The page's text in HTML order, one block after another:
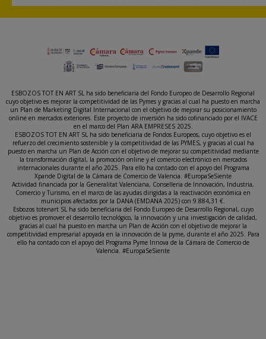
ESBOZOS TOT EN ART SL ha sido beneficiaria del Fondo Europeo de Desarrollo Regional
cuyo objetivo es mejorar la competitividad de las Pymes y gracias al cual ha puesto en marcha
un Plan de Marketing Digital Internacional con el objetivo de mejorar su posicionamiento
online en mercados exteriores. Este proyecto de inversión ha sido cofinanciado por el IVACE
en el marco del Plan ARA EMPRESES 2025.
ESBOZOS TOT EN ART SL ha sido beneficiaria de Fondos Europeos, cuyo objetivo es el
refuerzo del crecimiento sostenible y la competitividad de las PYMES, y gracias al cual ha
puesto en marcha un Plan de Acción con el objetivo de mejorar su competitividad mediante
la transformación digital, la promoción online y el comercio electrónico en mercados
internacionales durante el año 2025. Para ello ha contado con el apoyo del Programa
Xpande Digital de la Cámara de Comercio de Valencia. #EuropaSeSiente
Actividad financiada por la Generalitat Valenciana, Conselleria de Innovación, Industria,
Comercio y Turismo, en el marco de las ayudas dirigidas a la reactivación económica en
municipios afectados por la DANA (EMDANA 2025) con 9.884,31 €.
Esbozos totenart SL ha sido beneficiaria del Fondo Europeo de Desarrollo Regional, cuyo
objetivo es promover el desarrollo tecnológico, la innovación y una investigación de calidad,
gracias al cual ha puesto en marcha un Plan de Acción con el objetivo de mejorar la
competitividad empresarial apoyada en la innovación de la pyme, durante el año 2025. Para
ello ha contado con el apoyo del Programa Pyme Innova de la Cámara de Comercio de
Valencia. #EuropaSeSiente